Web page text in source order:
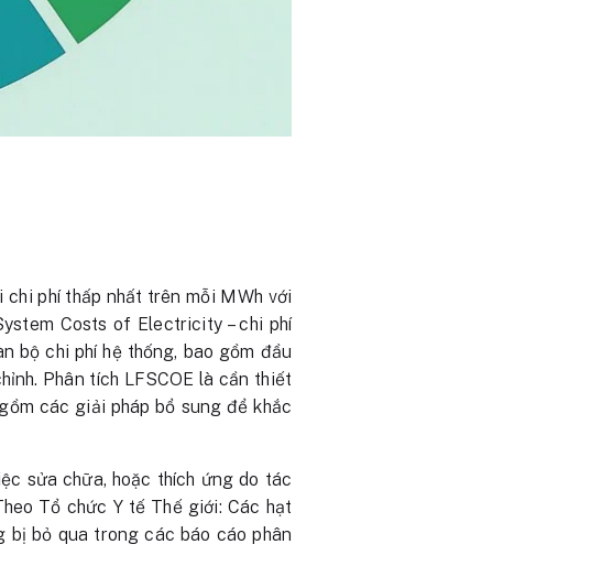
phí thấp nhất trên mỗi MWh với
Costs of Electricity – chi phí
bộ chi phí hệ thống, bao gồm đầu
Phân tích LFSCOE là cần thiết
các giải pháp bổ sung để khắc
sửa chữa, hoặc thích ứng do tác
Tổ chức Y tế Thế giới: Các hạt
bị bỏ qua trong các báo cáo phân